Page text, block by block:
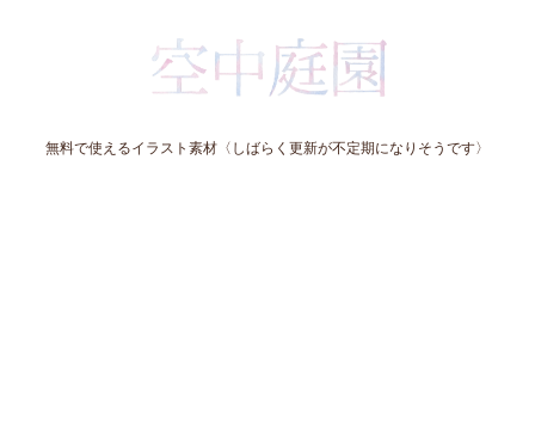
無料で使えるイラスト素材〈しばらく更新が不定期になりそうです〉